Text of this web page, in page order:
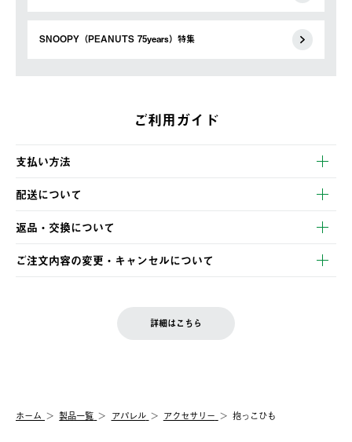
SNOOPY（PEANUTS 75years）特集
ご利用ガイド
支払い方法
以下のいずれかの方法でお支払いいただけます。
・クレジットカード決済
・コンビニ決済
・Pay-easy決済
配送について
【発送スケジュール】
ご注文・ご入金完了より2営業日以内に商品を発送いたします。
土日祝の発送はございませんので、木曜日以降のご注文は週明け
の発送となる場合がございます。
【配送業者】
佐川急便にて配送されます。
返品・交換について
※お客様都合の場合
お客様都合の返品にかかる送料は、お客様ご負担とさせていただ
む）は受け付けておりません。
一度お手元の商品を返品いただき、ご希望商品を再注文してくだ
ご注文内容の変更・キャンセルについて
LOGOS FAMILY会員の方は、会員マイページ内 購入履歴画面に
詳細はこちら
ホーム 製品一覧 アパレル アクセサリー 抱っこひも